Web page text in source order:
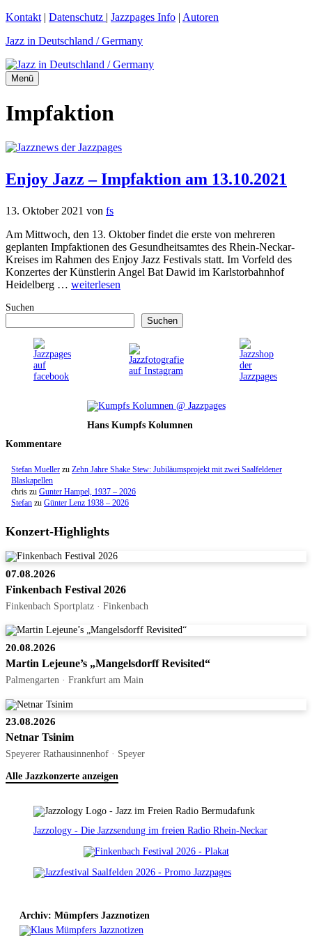
Zum
springen
Kontakt | Datenschutz | Jazzpages Info | Autoren
Jazz in Deutschland / Germany
Menü
Impfaktion
Enjoy Jazz – Impfaktion am 13.10.2021
13. Oktober 2021 von fs
Am Mittwoch, den 13. Oktober findet die erste von mehreren
geplanten Impfaktionen des Gesundheitsamtes des Rhein-Neckar-
Kreises im Rahmen des Enjoy Jazz Festivals statt. Im Vorfeld des
Konzertes der Künstlerin Angel Bat Dawid im Karlstorbahnhof
Heidelberg … weiterlesen
Suchen
Suchen
Hans Kumpfs Kolumnen
Kommentare
Stefan Mueller zu Zehn Jahre Shake Stew: Jubiläumsprojekt mit zwei Saalfeldener
Blaskapellen
chris zu Gunter Hampel, 1937 – 2026
Stefan zu Günter Lenz 1938 – 2026
Konzert-Highlights
07.08.2026
Finkenbach Festival 2026
Finkenbach Sportplatz · Finkenbach
20.08.2026
Martin Lejeune’s „Mangelsdorff Revisited“
Palmengarten · Frankfurt am Main
23.08.2026
Netnar Tsinim
Speyerer Rathausinnenhof · Speyer
Alle Jazzkonzerte anzeigen
Jazzology - Die Jazzsendung im freien Radio Rhein-Neckar
Archiv: Mümpfers Jazznotizen